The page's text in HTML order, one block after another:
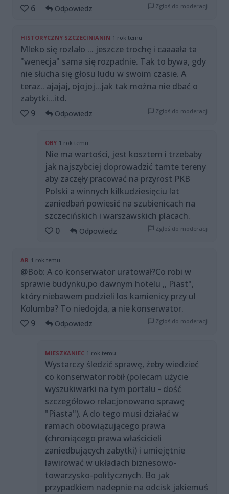
6
Odpowiedz Zgłoś do moderacji
HISTORYCZNY SZCZECINIANIN 1 rok temu
Mleko się rozlało ... jeszcze trochę i caaaała ta
"wenecja" sama się rozpadnie. Tak to bywa, gdy
nie słucha się głosu ludu w swoim czasie. A
teraz.. ajajaj, ojojoj...jak tak można nie dbać o
zabytki...itd.
9
Odpowiedz Zgłoś do moderacji
OBY 1 rok temu
Nie ma wartości, jest kosztem i trzebaby
jak najszybciej doprowadzić tamte tereny
aby zaczęły pracować na przyrost PKB
Polski a winnych kilkudziesięciu lat
zaniedbań powiesić na szubienicach na
szczecińskich i warszawskich placach.
0
Odpowiedz Zgłoś do moderacji
AR 1 rok temu
@Bob: A co konserwator uratował?Co robi w
sprawie budynku,po dawnym hotelu ,, Piast",
który niebawem podzieli los kamienicy przy ul
Kolumba? To niedojda, a nie konserwator.
9
Odpowiedz Zgłoś do moderacji
MIESZKANIEC 1 rok temu
Wystarczy śledzić sprawę, żeby wiedzieć
co konserwator robił (polecam użycie
wyszukiwarki na tym portalu - dość
szczegółowo relacjonowano sprawę
"Piasta"). A do tego musi działać w
ramach obowiązującego prawa
(chroniącego prawa właścicieli
zaniedbujących zabytki) i umiejętnie
lawirować w układach biznesowo-
towarzysko-politycznych. Bo jak
przypadkiem nadepnie na odcisk jakiemuś